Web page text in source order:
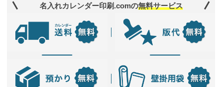
名入れカレンダー印刷.comの無料サービス